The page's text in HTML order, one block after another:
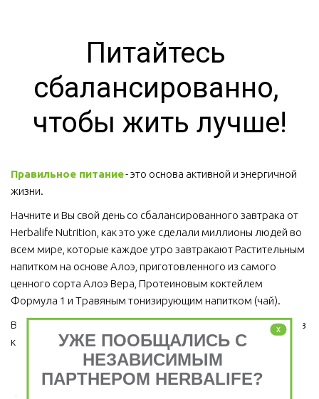
Питайтесь
сбалансированно,
чтобы жить лучше!
Правильное питание - это основа активной и энергичной
жизни.
Начните и Вы свой день со сбалансированного завтрака от
Herbalife Nutrition, как это уже сделали миллионы людей во
всем мире, которые каждое утро завтракают Растительным
напитком на основе Алоэ, приготовленного из самого
ценного сорта Алоэ Вера, Протеиновым коктейлем
Формула 1 и Травяным тонизирующим напитком (чай).
Ведь завтрак является важным приемом пищи, который ни в
коем случае пропускать нельзя!
Завтрак съешь сам, обед раздели с другом, ужин
x
УЖЕ ПООБЩАЛИСЬ С
НЕЗАВИСИМЫМ
ПАРТНЕРОМ HERBALIFE?